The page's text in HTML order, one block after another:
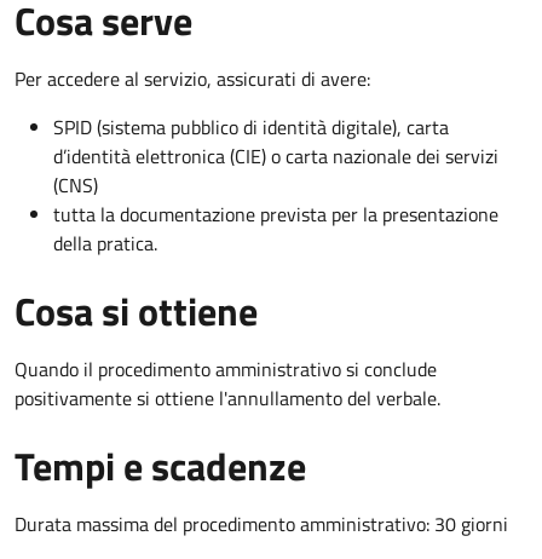
Cosa serve
Per accedere al servizio, assicurati di avere:
SPID (sistema pubblico di identità digitale), carta
d’identità elettronica (CIE) o carta nazionale dei servizi
(CNS)
tutta la documentazione prevista per la presentazione
della pratica.
Cosa si ottiene
Quando il procedimento amministrativo si conclude
positivamente si ottiene l'annullamento del verbale.
Tempi e scadenze
Durata massima del procedimento amministrativo: 30 giorni